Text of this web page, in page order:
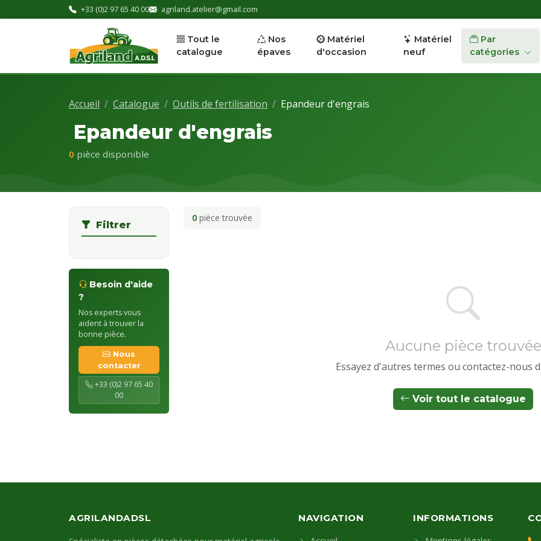
+33 (0)2 97 65 40 00 agriland.atelier@gmail.com
Tout le
catalogue
Nos
épaves
Matériel
d'occasion
Matériel
neuf
Par
catégories
Accueil Catalogue Outils de fertilisation Epandeur d'engrais
Epandeur d'engrais
0 pièce disponible
Filtrer
Besoin d'aide
?
Nos experts vous
aident à trouver la
bonne pièce.
Nous
contacter
+33 (0)2 97 65 40
00
0 pièce trouvée
Aucune pièce trouvée
Essayez d'autres termes ou contactez-nous
Voir tout le catalogue
AGRILANDADSL
NAVIGATION
INFORMATIONS